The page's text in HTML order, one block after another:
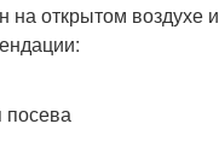
открытом воздухе
посева